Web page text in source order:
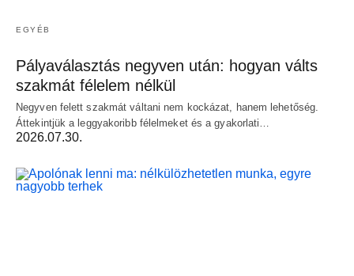
EGYÉB
Pályaválasztás negyven után: hogyan válts
szakmát félelem nélkül
Negyven felett szakmát váltani nem kockázat, hanem lehetőség.
Áttekintjük a leggyakoribb félelmeket és a gyakorlati…
2026.07.30.